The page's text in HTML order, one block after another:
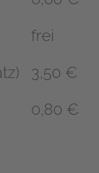
frei
3,50 €
0,80 €